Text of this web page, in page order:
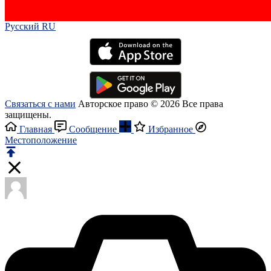
Русский RU‎
Связаться с нами Авторское право © 2026 Все права
защищены.
Главная
Сообщение
Избранное
Местоположение